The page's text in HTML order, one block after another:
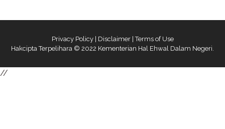
Privacy Policy| Disclaimer|Terms of Use
Hakcipta Terpelihara © 2022 Kementerian Hal Ehwal Dalam Negeri.
//